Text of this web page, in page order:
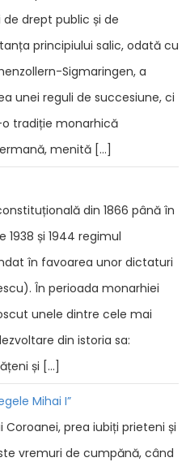
drept public și de
principiului salic, odată cu
Sigmaringen, a
unei reguli de succesiune, ci
tradiție monarhică
menită […]
din 1866 până în
și 1944 regimul
în favoarea unor dictaturi
În perioada monarhiei
unele dintre cele mai
din istoria sa:
și […]
Mihai I”
prea iubiți prieteni și
vremuri de cumpănă, când